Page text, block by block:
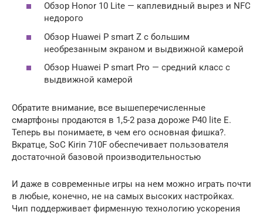
Обзор Honor 10 Lite — каплевидный вырез и NFC
недорого
Обзор Huawei P smart Z с большим
необрезанным экраном и выдвижной камерой
Обзор Huawei P smart Pro — средний класс с
выдвижной камерой
Обратите внимание, все вышеперечисленные
смартфоны продаются в 1,5-2 раза дороже P40 lite E.
Теперь вы понимаете, в чем его основная фишка?.
Вкратце, SoC Kirin 710F обеспечивает пользователя
достаточной базовой производительностью
И даже в современные игры на нем можно играть почти
в любые, конечно, не на самых высоких настройках.
Чип поддерживает фирменную технологию ускорения